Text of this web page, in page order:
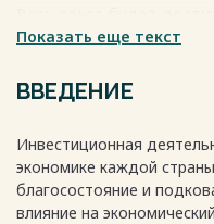
Показать еще текст
ВВЕДЕНИЕ
Инвестиционная
экономике каждой
благосостояние и
влияние на